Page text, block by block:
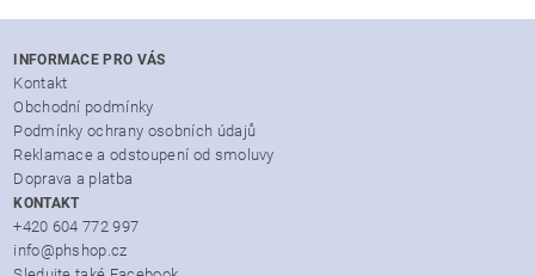
INFORMACE PRO VÁS
Kontakt
Obchodní podmínky
Podmínky ochrany osobních údajů
Reklamace a odstoupení od smoluvy
Doprava a platba
KONTAKT
+420 604 772 997
info@phshop.cz